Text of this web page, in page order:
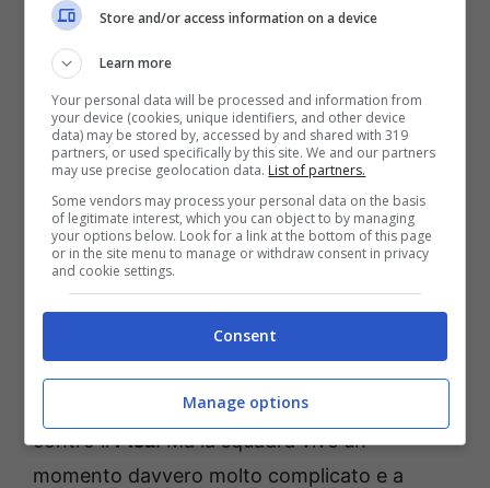
Fiorentina. Pradè lo ha confermato, ma
queste sembrano principalmente parole di
facciata. Di certo il derby di domenica
prossima con ilPisarappresenta un crocevia
importante. In caso di un nuovo passo falso,
il nome di Thiago Motta per la Viola potrebbe
diventare qualcosa in più che una semplice
voce visto che la classifica si fa sempre più in
magari sfruttando proprio la partita
contro ilPisa. Ma la squadra vive un
momento davvero molto complicato e a
Store and/or access information on a device
Learn more
Your personal data will be processed and information from
your device (cookies, unique identifiers, and other device
data) may be stored by, accessed by and shared with 319
partners, or used specifically by this site. We and our partners
may use precise geolocation data. List of partners.
Some vendors may process your personal data on the basis
of legitimate interest, which you can object to by managing
your options below. Look for a link at the bottom of this page
or in the site menu to manage or withdraw consent in privacy
and cookie settings.
Consent
Manage options